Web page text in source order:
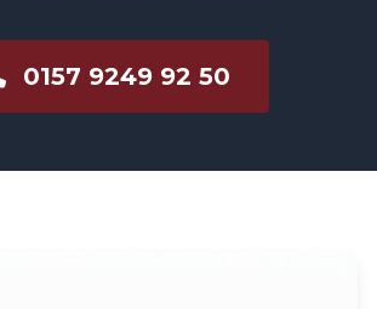
0157 9249 92 50